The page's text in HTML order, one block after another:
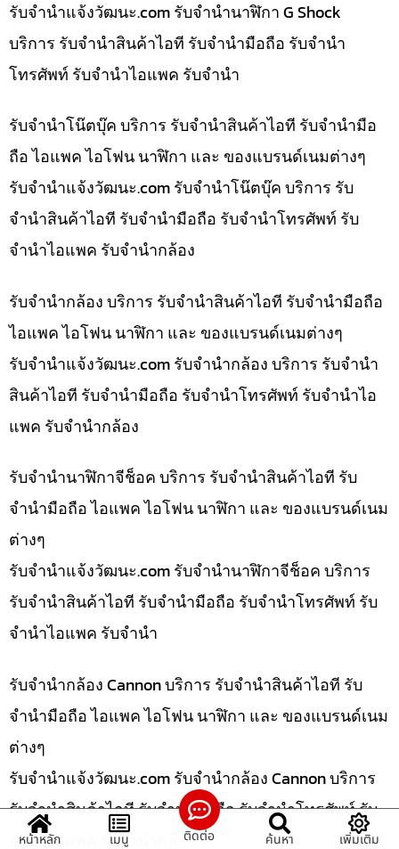
รับจํานําแจ้งวัฒนะ.com รับจำนำนาฬิกา G Shock
บริการ รับจำนำสินค้าไอที รับจำนำมือถือ รับจำนำ
โทรศัพท์ รับจำนำไอแพค รับจำนำ
รับจำนำโน๊ตบุ๊ค บริการ รับจำนำสินค้าไอที รับจำนำมือ
ถือ ไอแพค ไอโฟน นาฬิกา และ ของแบรนด์เนมต่างๆ
รับจํานําแจ้งวัฒนะ.com รับจำนำโน๊ตบุ๊ค บริการ รับ
จำนำสินค้าไอที รับจำนำมือถือ รับจำนำโทรศัพท์ รับ
จำนำไอแพค รับจำนำกล้อง
รับจำนำกล้อง บริการ รับจำนำสินค้าไอที รับจำนำมือถือ
ไอแพค ไอโฟน นาฬิกา และ ของแบรนด์เนมต่างๆ
รับจํานําแจ้งวัฒนะ.com รับจำนำกล้อง บริการ รับจำนำ
สินค้าไอที รับจำนำมือถือ รับจำนำโทรศัพท์ รับจำนำไอ
แพค รับจำนำกล้อง
รับจำนำนาฬิกาจีช็อค บริการ รับจำนำสินค้าไอที รับ
จำนำมือถือ ไอแพค ไอโฟน นาฬิกา และ ของแบรนด์เนม
ต่างๆ
รับจํานําแจ้งวัฒนะ.com รับจำนำนาฬิกาจีช็อค บริการ
รับจำนำสินค้าไอที รับจำนำมือถือ รับจำนำโทรศัพท์ รับ
จำนำไอแพค รับจำนำ
รับจำนำกล้อง Cannon บริการ รับจำนำสินค้าไอที รับ
จำนำมือถือ ไอแพค ไอโฟน นาฬิกา และ ของแบรนด์เนม
ต่างๆ
รับจํานําแจ้งวัฒนะ.com รับจำนำกล้อง Cannon บริการ
รับจำนำสินค้าไอที รับจำนำมือถือ รับจำนำโทรศัพท์ รับ
จำนำไอแพค รับจำนำกล
หน้าหลัก เมนู ติดต่อ ค้นหา เพิ่มเติม